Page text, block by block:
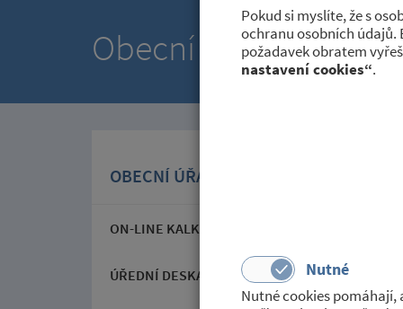
Pokud si myslíte, že s
ochranu osobních údajů.
požadavek obratem
nastavení cookies“.
Nutné
Nutné cookies
Obecní úřad
OBECNÍ ÚŘAD
ON-LINE KALKULAČKA POPLATKŮ V OBCI
ÚŘEDNÍ DESKA